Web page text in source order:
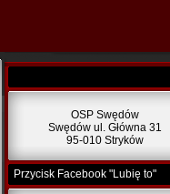
OSP Swędów
Swędów ul. Główna 31
95-010 Stryków
Przycisk Facebook "Lubię to"